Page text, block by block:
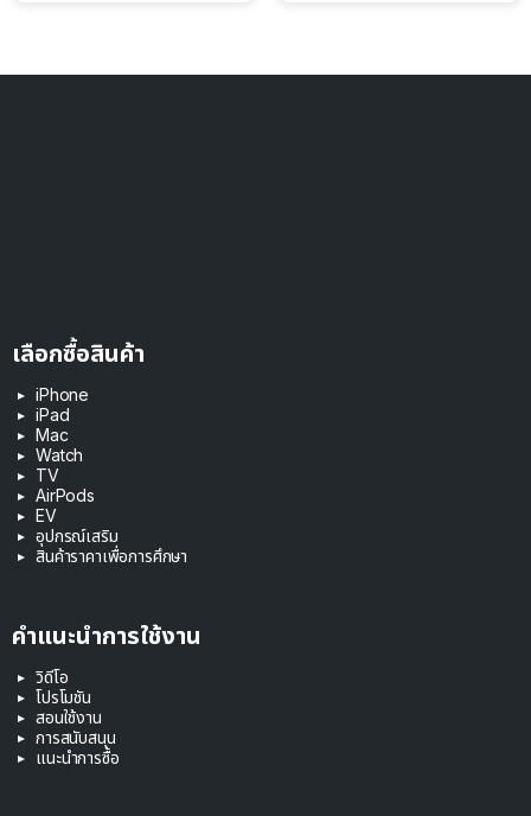
เลือกซื้อสินค้า
iPhone
iPad
Mac
Watch
TV
AirPods
EV
อุปกรณ์เสริม
สินค้าราคาเพื่อการศึกษา
คำแนะนำการใช้งาน
วิดีโอ
โปรโมชัน
สอนใช้งาน
การสนับสนุน
แนะนำการซื้อ